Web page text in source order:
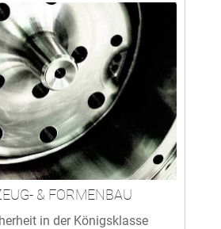
& FORMENBAU
in der Königsklasse